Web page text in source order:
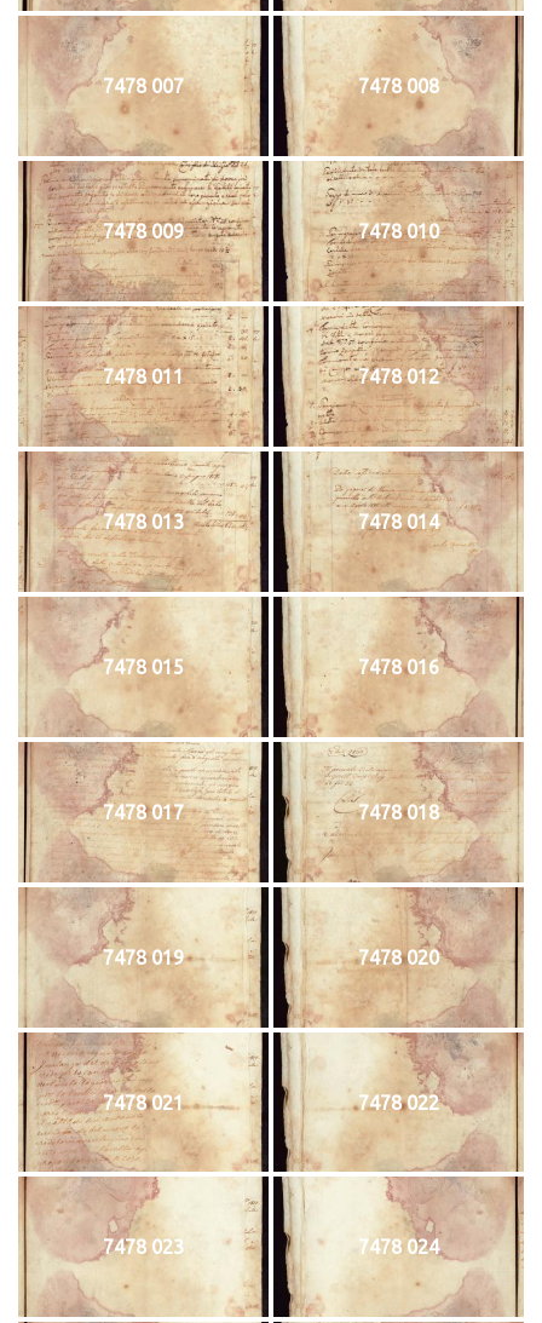
7478 007 7478 008
7478 009 7478 010
7478 011 7478 012
7478 013 7478 014
7478 015 7478 016
7478 017 7478 018
7478 019 7478 020
7478 021 7478 022
7478 023 7478 024